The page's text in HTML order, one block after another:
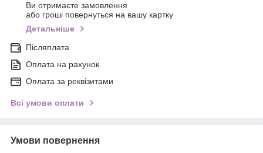
Ви отримаєте замовлення
або гроші повернуться на вашу картку
Детальніше
Післяплата
Оплата на рахунок
Оплата за реквізитами
Всі умови оплати
Умови повернення